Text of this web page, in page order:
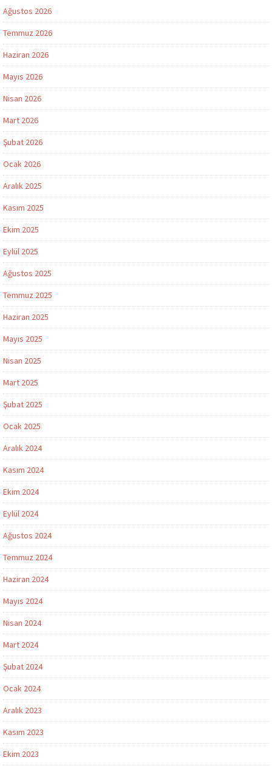
Ağustos 2026
Temmuz 2026
Haziran 2026
Mayıs 2026
Nisan 2026
Mart 2026
Şubat 2026
Ocak 2026
Aralık 2025
Kasım 2025
Ekim 2025
Eylül 2025
Ağustos 2025
Temmuz 2025
Haziran 2025
Mayıs 2025
Nisan 2025
Mart 2025
Şubat 2025
Ocak 2025
Aralık 2024
Kasım 2024
Ekim 2024
Eylül 2024
Ağustos 2024
Temmuz 2024
Haziran 2024
Mayıs 2024
Nisan 2024
Mart 2024
Şubat 2024
Ocak 2024
Aralık 2023
Kasım 2023
Ekim 2023